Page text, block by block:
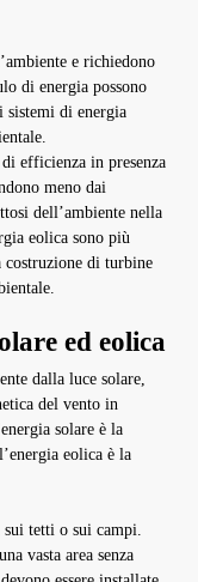
e richiedono
di energia possono
di energia
efficienza in presenza
meno dai
dell’ambiente nella
eolica sono più
costruzione di turbine
ed eolica
dalla luce solare,
del vento in
solare è la
eolica è la
tetti o sui campi.
vasta area senza